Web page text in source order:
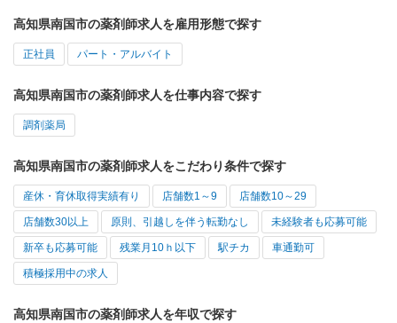
高知県南国市の薬剤師求人を雇用形態で探す
正社員 パート・アルバイト
高知県南国市の薬剤師求人を仕事内容で探す
調剤薬局
高知県南国市の薬剤師求人をこだわり条件で探す
産休・育休取得実績有り 店舗数1～9 店舗数10～29
店舗数30以上 原則、引越しを伴う転勤なし 未経験者も応募可能
新卒も応募可能 残業月10ｈ以下 駅チカ 車通勤可
積極採用中の求人
高知県南国市の薬剤師求人を年収で探す